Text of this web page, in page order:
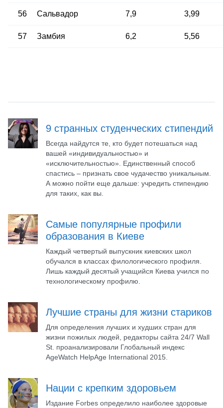
56 Сальвадор 7,9 3,99
57 Замбия 6,2 5,56
9 странных студенческих стипендий
Всегда найдутся те, кто будет потешаться над
вашей «индивидуальностью» и
«исключительностью». Единственный способ
спастись – признать свое чудачество уникальным.
А можно пойти еще дальше: учредить стипендию
для таких, как вы.
Самые популярные профили
образования в Киеве
Каждый четвертый выпускник киевских школ
обучался в классах филологического профиля.
Лишь каждый десятый учащийся Киева учился по
технологическому профилю.
Лучшие страны для жизни стариков
Для определения лучших и худших стран для
жизни пожилых людей, редакторы сайта 24/7 Wall
St. проанализировали Глобальный индекс
AgeWatch HelpAge International 2015.
Нации с крепким здоровьем
Издание Forbes определило наиболее здоровые